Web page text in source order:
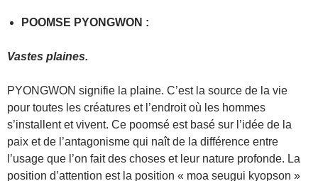
POOMSE PYONGWON :
Vastes plaines.
PYONGWON signifie la plaine. C’est la source de la vie
pour toutes les créatures et l’endroit où les hommes
s’installent et vivent. Ce poomsé est basé sur l’idée de la
paix et de l’antagonisme qui naît de la différence entre
l’usage que l’on fait des choses et leur nature profonde. La
position d’attention est la position « moa seugui kyopson »